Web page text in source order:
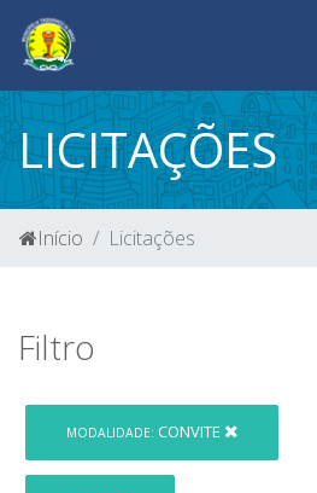
LICITAÇÕES
Início Licitações
Filtro
MODALIDADE: CONVITE